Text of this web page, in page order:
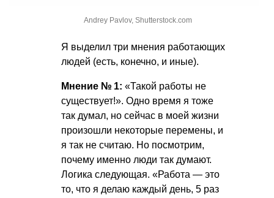
Andrey Pavlov, Shutterstock.com
Я выделил три мнения работающих
людей (есть, конечно, и иные).
Мнение № 1: «Такой работы не
существует!». Одно время я тоже
так думал, но сейчас в моей жизни
произошли некоторые перемены, и
я так не считаю. Но посмотрим,
почему именно люди так думают.
Логика следующая. «Работа — это
то, что я делаю каждый день, 5 раз